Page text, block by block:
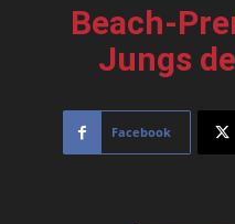
Beach-
Jungs
Facebook